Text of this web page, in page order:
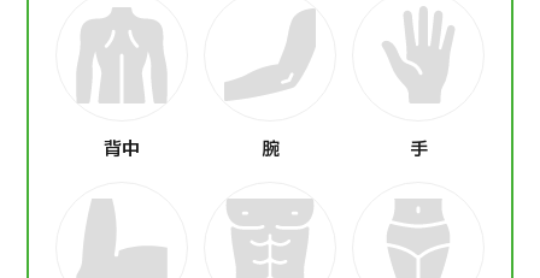
背中 腕 手